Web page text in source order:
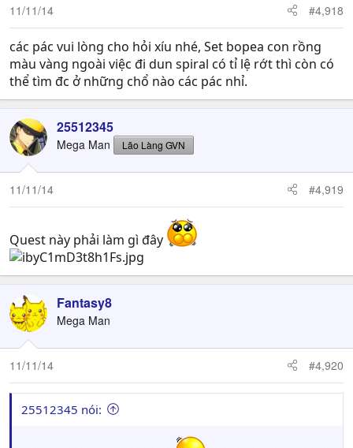
11/11/14 #4,918
các pác vui lòng cho hỏi xíu nhé, Set bopea con rồng
màu vàng ngoài việc đi dun spiral có tỉ lệ rớt thì còn có
thể tìm đc ở những chổ nào các pác nhỉ.
25512345
Mega Man Lão Làng GVN
11/11/14 #4,919
Quest này phải làm gì đây
Fantasy8
Mega Man
11/11/14 #4,920
25512345 nói: